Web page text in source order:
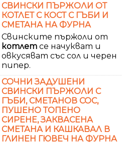
СВИНСКИ ПЪРЖОЛИ ОТ
КОТЛЕТ С КОСТ С ГЪБИ И
СМЕТАНА НА ФУРНА
Свинските пържоли от
котлет се начукват и
овкусяват със сол и черен
пипер.
СОЧНИ ЗАДУШЕНИ
СВИНСКИ ПЪРЖОЛИ С
ГЪБИ, СМЕТАНОВ СОС,
ПУШЕНО ТОПЕНО
СИРЕНЕ, ЗАКВАСЕНА
СМЕТАНА И КАШКАВАЛ В
ГЛИНЕН ГЮВЕЧ НА ФУРНА